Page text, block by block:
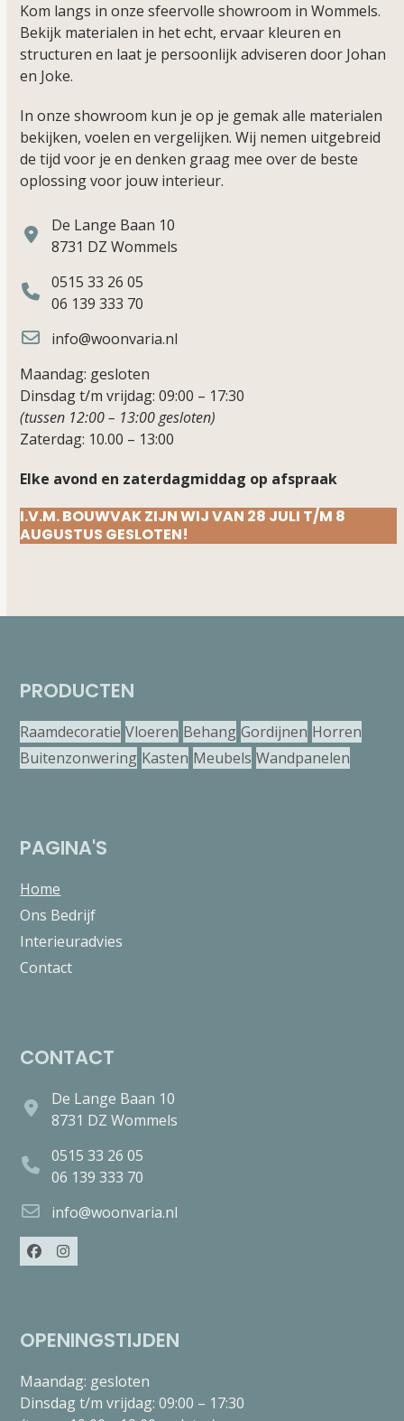
Kom langs in onze sfeervolle showroom in Wommels.
Bekijk materialen in het echt, ervaar kleuren en
structuren en laat je persoonlijk adviseren door Johan
en Joke.
In onze showroom kun je op je gemak alle materialen
bekijken, voelen en vergelijken. Wij nemen uitgebreid
de tijd voor je en denken graag mee over de beste
oplossing voor jouw interieur.
De Lange Baan 10
8731 DZ Wommels
0515 33 26 05
06 139 333 70
info@woonvaria.nl
Maandag: gesloten
Dinsdag t/m vrijdag: 09:00 – 17:30
(tussen 12:00 – 13:00 gesloten)
Zaterdag: 10.00 – 13:00
Elke avond en zaterdagmiddag op afspraak
I.V.M. BOUWVAK ZIJN WIJ VAN 28 JULI T/M 8
AUGUSTUS GESLOTEN!
PRODUCTEN
Raamdecoratie Vloeren Behang Gordijnen Horren
Buitenzonwering Kasten Meubels Wandpanelen
PAGINA'S
Home
Ons Bedrijf
Interieuradvies
Contact
CONTACT
De Lange Baan 10
8731 DZ Wommels
0515 33 26 05
06 139 333 70
info@woonvaria.nl
FacebookInstagram
OPENINGSTIJDEN
Maandag: gesloten
Dinsdag t/m vrijdag: 09:00 – 17:30